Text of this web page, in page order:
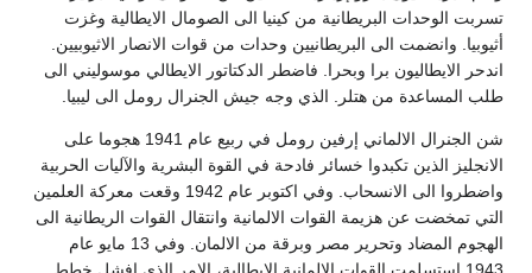
الوحدات البريطانية من كينيا الى الصومال الايطالية وغزت
وانضمت الى البريطانيين وحدات من قوات الانصار الاثيوبيين.
الايطاليون برا وبحرا. فاضطر الدكتاتور الايطالي موسوليني الى
المساعدة من هتلر. الذي وجه جيش الجنرال رومل الى ليبيا.
شن الجنرال الالماني إرفين رومل في ربيع عام 1941 هجوما على
الذين تكبدوا خسائر فادحة في القوة البشرية والآليات الحربية
واضطروا الى الانسحاب. وفي اكتوبر عام 1942 وقعت معركة العلمين
تمخضت عن هزيمة القوات الالمانية وانتقال القوات الريطانية الى
الهجوم المضاد وتحرير مصر وبرقة من الالمان. وفي 13 مايو عام